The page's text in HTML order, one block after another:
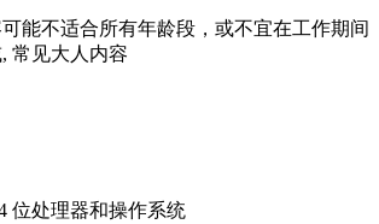
能不适合所有年龄段，或不宜在工作期间
常见大人内容
位处理器和操作系统